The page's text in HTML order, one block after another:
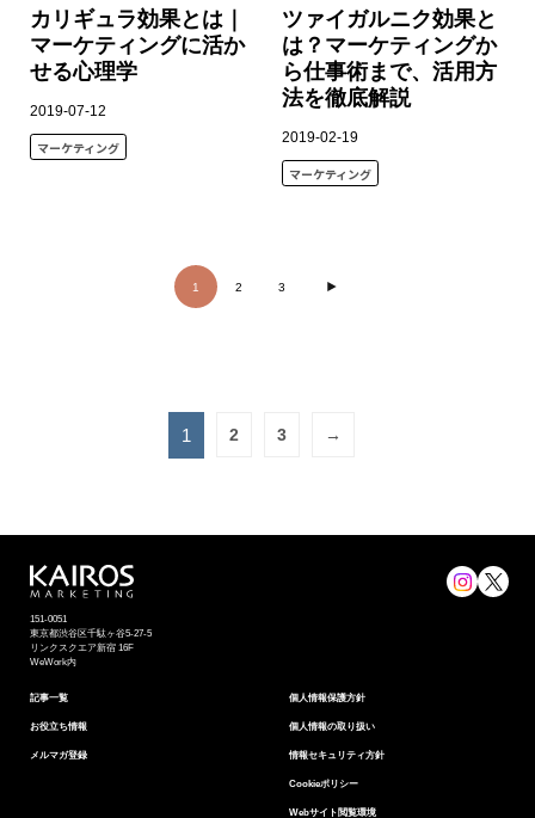
カリギュラ効果とは｜
マーケティングに活か
せる心理学
2019-07-12
マーケティング
ツァイガルニク効果と
は？マーケティングか
ら仕事術まで、活用方
法を徹底解説
2019-02-19
マーケティング
1 2 3
1 2 3 →
151-0051
東京都渋⾕区千駄ヶ谷5-27-5
リンクスクエア新宿 16F
WeWork内
記事一覧
お役立ち情報
メルマガ登録
個⼈情報保護⽅針
個人情報の取り扱い
情報セキュリティ⽅針
Cookieポリシー
Webサイト閲覧環境